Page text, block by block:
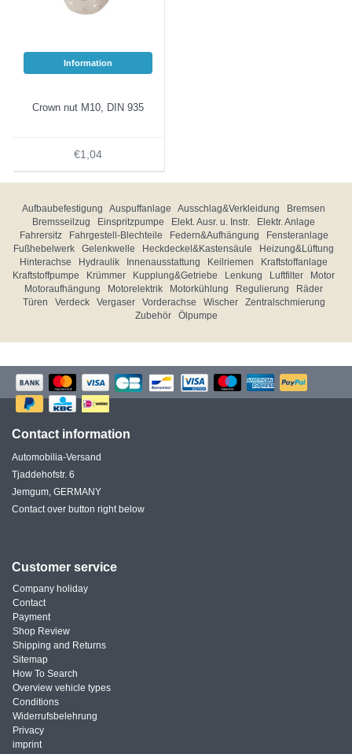
Information
Crown nut M10, DIN 935
€1,04
Aufbaubefestigung Auspuffanlage Ausschlag&Verkleidung
Bremsen
Bremsseilzug
Einspritzpumpe Elekt. Ausr. u. Instr.
Elektr. Anlage
Fahrersitz
Fahrgestell-Blechteile Federn&Aufhängung
Fensteranlage
Fußhebelwerk
Gelenkwelle Heckdeckel&Kastensäule
Heizung&Lüftung
Hinterachse
Hydraulik Innenausstattung Keilriemen
Kraftstoffanlage
Kraftstoffpumpe
Krümmer Kupplung&Getriebe Lenkung Luftfilter
Motor
Motoraufhängung
Motorelektrik Motorkühlung Regulierung
Räder
Türen
Verdeck Vergaser Vorderachse Wischer
Zentralschmierung
Zubehör
Ölpumpe
Contact information
Automobilia-Versand
Tjaddehofstr. 6
Jemgum, GERMANY
Contact over button right below
Customer service
Company holiday
Contact
Payment
Shop Review
Shipping and Returns
Sitemap
How To Search
Overview vehicle types
Conditions
Widerrufsbelehrung
Privacy
imprint